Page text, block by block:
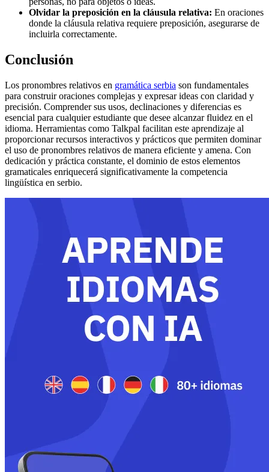
Olvidar la preposición en la cláusula relativa: En oraciones
donde la cláusula relativa requiere preposición, asegurarse de
incluirla correctamente.
Conclusión
Los pronombres relativos en gramática serbia son fundamentales
para construir oraciones complejas y expresar ideas con claridad y
precisión. Comprender sus usos, declinaciones y diferencias es
esencial para cualquier estudiante que desee alcanzar fluidez en el
idioma. Herramientas como Talkpal facilitan este aprendizaje al
proporcionar recursos interactivos y prácticos que permiten dominar
el uso de pronombres relativos de manera eficiente y amena. Con
dedicación y práctica constante, el dominio de estos elementos
gramaticales enriquecerá significativamente la competencia
lingüística en serbio.